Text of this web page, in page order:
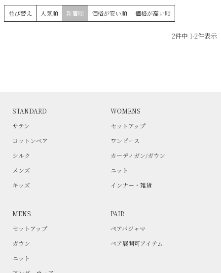
並び替え 人気順 新着順 価格が安い順 価格が高い順
2件中 1-2件表示
STANDARD
サテン
コットンベア
シルク
メンズ
キッズ
WOMENS
セットアップ
ワンピース
カーディガン/ガウン
ニット
インナー・雑貨
MENS
セットアップ
ガウン
ニット
PAIR
ペアパジャマ
ペア展開可アイテム